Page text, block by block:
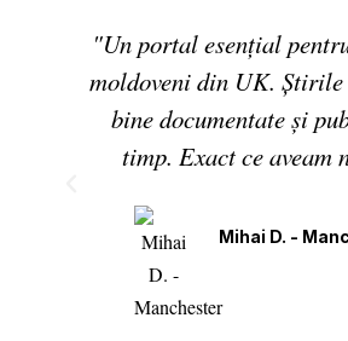
"Un portal esențial
moldoveni din UK. Știrile
bine documentate și
timp. Exact ce aveam
Mihai D. -